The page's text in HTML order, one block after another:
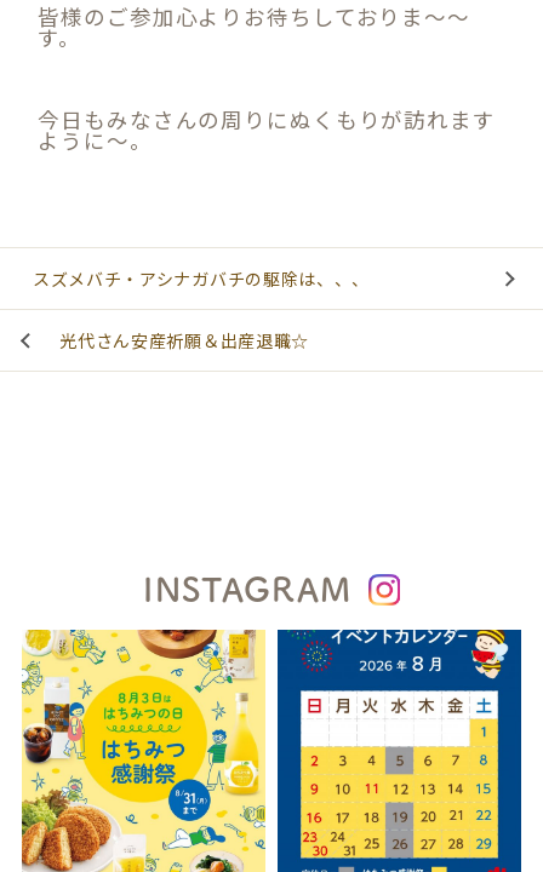
皆様のご参加心よりお待ちしておりま～～
す。
今日もみなさんの周りにぬくもりが訪れます
ように～。
スズメバチ・アシナガバチの駆除は、、、
光代さん安産祈願＆出産退職☆
INSTAGRAM